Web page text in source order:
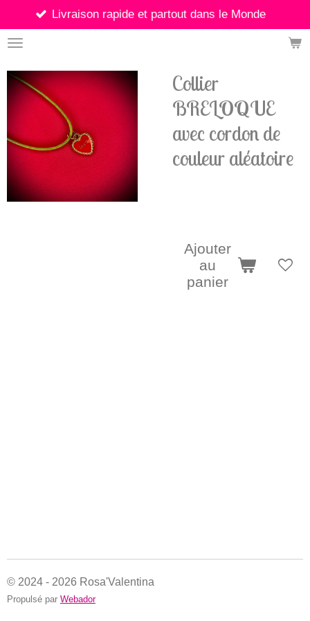
Passer
au
contenu
rapide et partout dans le Monde
Collier
BRELOQUE
avec cordon de
couleur aléatoire
Ajouter
au
panier
© 2024 - 2026 Rosa'Valentina
Propulsé par Webador